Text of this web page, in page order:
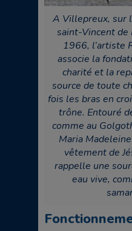
A Villepreux, sur
saint-Vincent de
1966, l’artiste
associe la
charité et la
source de toute
fois les bras en
trône. Entouré
comme au
Maria
vêtement de
rappelle une
eau vive,